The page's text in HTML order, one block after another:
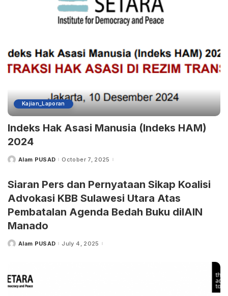
Kajian_Laporan
Indeks Hak Asasi Manusia (Indeks HAM)
2024
PostedAlam PUSAD October 7, 2025
Siaran Pers dan Pernyataan Sikap Koalisi
Advokasi KBB Sulawesi Utara Atas
Pembatalan Agenda Bedah Buku diIAIN
Manado
PostedAlam PUSAD July 4, 2025